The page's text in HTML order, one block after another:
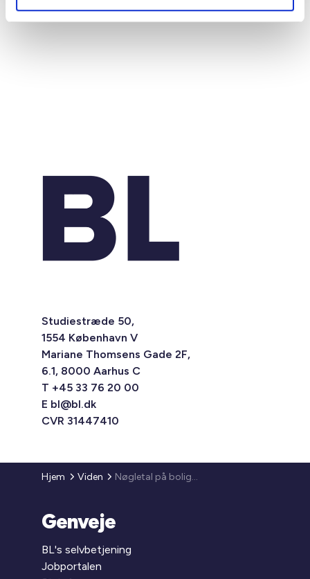
Studiestræde 50,
1554 København V
Mariane Thomsens Gade 2F,
6.1, 8000 Aarhus C
T +45 33 76 20 00
E bl@bl.dk
CVR 31447410
Hjem Viden Nøgletal på boligområder kan bestilles hos Danmarks Statistik
Genveje
BL's selvbetjening
Jobportalen